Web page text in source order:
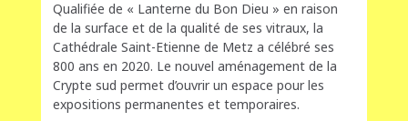
Qualifiée de « Lanterne du Bon Dieu » en raison
de la surface et de la qualité de ses vitraux, la
Cathédrale Saint-Etienne de Metz a célébré ses
800 ans en 2020. Le nouvel aménagement de la
Crypte sud permet d’ouvrir un espace pour les
expositions permanentes et temporaires.